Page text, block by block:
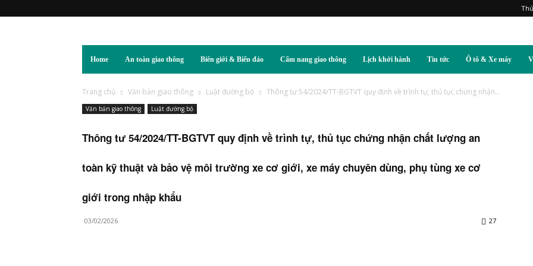
Home An toàn giao thông Biên giới & Biển đảo Cẩm nang giao thông Lịch khởi hành Tin tức Ô tô & Xe máy
Trang chủ Văn bản giao thông Luật đường bộ Thông tư 54/2024/TT-BGTVT quy định về trình tự, thủ tục chứng nhận...
Văn bản giao thông Luật đường bộ
Thông tư 54/2024/TT-BGTVT quy định về trình tự, thủ tục chứng nhận chất lượng an
toàn kỹ thuật và bảo vệ môi trường xe cơ giới, xe máy chuyên dùng, phụ tùng xe cơ
giới trong nhập khẩu
03/02/2026 27